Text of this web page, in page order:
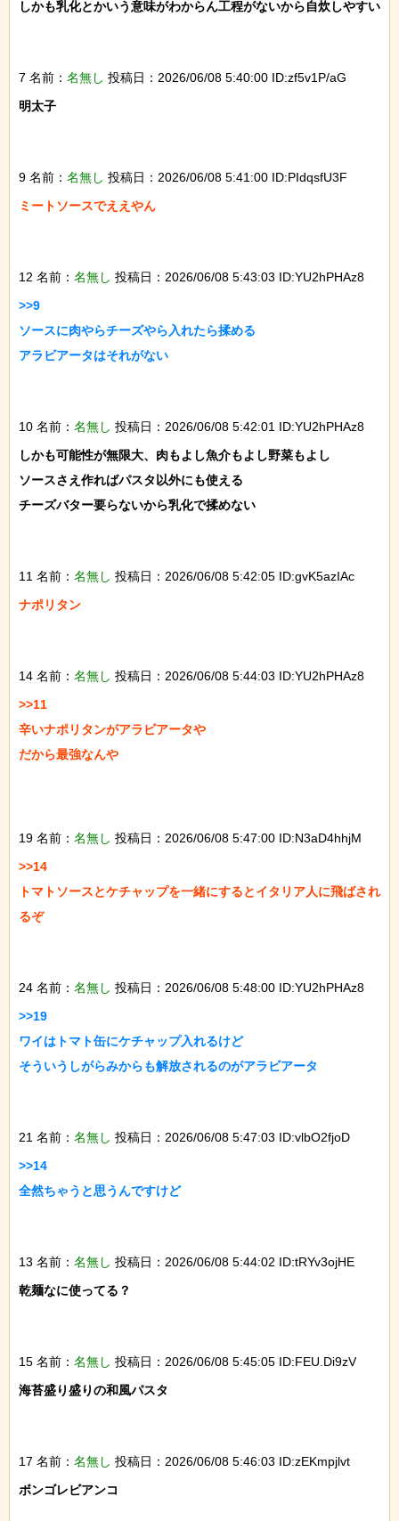
しかも乳化とかいう意味がわからん工程がないから自炊しやすい
7 名前： 名無し 投稿日：2026/06/08 5:40:00 ID:zf5v1P/aG
明太子
9 名前： 名無し 投稿日：2026/06/08 5:41:00 ID:PIdqsfU3F
ミートソースでええやん
12 名前： 名無し 投稿日：2026/06/08 5:43:03 ID:YU2hPHAz8
>>9
ソースに肉やらチーズやら入れたら揉める
アラビアータはそれがない
10 名前： 名無し 投稿日：2026/06/08 5:42:01 ID:YU2hPHAz8
しかも可能性が無限大、肉もよし魚介もよし野菜もよし
ソースさえ作ればパスタ以外にも使える
チーズバター要らないから乳化で揉めない
11 名前： 名無し 投稿日：2026/06/08 5:42:05 ID:gvK5azIAc
ナポリタン
14 名前： 名無し 投稿日：2026/06/08 5:44:03 ID:YU2hPHAz8
>>11
辛いナポリタンがアラビアータや
だから最強なんや
19 名前： 名無し 投稿日：2026/06/08 5:47:00 ID:N3aD4hhjM
>>14
トマトソースとケチャップを一緒にするとイタリア人に飛ばされ
るぞ
24 名前： 名無し 投稿日：2026/06/08 5:48:00 ID:YU2hPHAz8
>>19
ワイはトマト缶にケチャップ入れるけど
そういうしがらみからも解放されるのがアラビアータ
21 名前： 名無し 投稿日：2026/06/08 5:47:03 ID:vlbO2fjoD
>>14
全然ちゃうと思うんですけど
13 名前： 名無し 投稿日：2026/06/08 5:44:02 ID:tRYv3ojHE
乾麺なに使ってる？
15 名前： 名無し 投稿日：2026/06/08 5:45:05 ID:FEU.Di9zV
海苔盛り盛りの和風パスタ
17 名前： 名無し 投稿日：2026/06/08 5:46:03 ID:zEKmpjlvt
ボンゴレビアンコ